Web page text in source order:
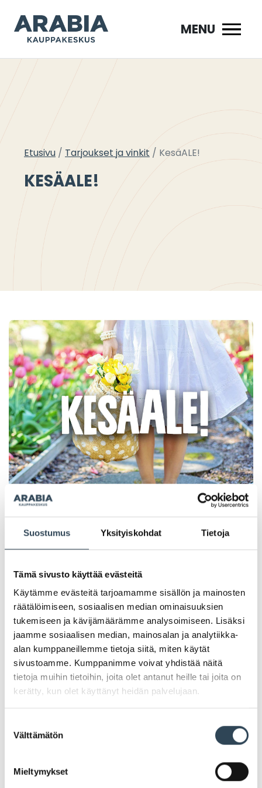
Suostumus Yksityiskohdat Tietoja
Tämä sivusto käyttää evästeitä
Käytämme evästeitä tarjoamamme sisällön ja mainosten
räätälöimiseen, sosiaalisen median ominaisuuksien
tukemiseen ja kävijämäärämme analysoimiseen. Lisäksi
jaamme sosiaalisen median, mainosalan ja analytiikka-
alan kumppaneillemme tietoja siitä, miten käytät
sivustoamme. Kumppanimme voivat yhdistää näitä
tietoja muihin tietoihin, joita olet antanut heille tai joita on
kerätty, kun olet käyttänyt heidän palvelujaan.
valinta
Välttämätön
Mieltymykset
sisältöön
MENU
Etusivu Tarjoukset ja vinkit KesäALE!
KESÄALE!
PAHOITTELUT, TARJOUS EI OLE ENÄÄ VOIMASSA